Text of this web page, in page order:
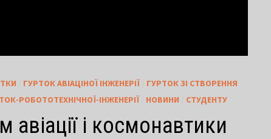
ГУРТОК АВІАЦІНОЇ ІНЖЕНЕРІЇ
ГУРТОК ЗІ СТВОРЕННЯ
РОБОТОТЕХНІЧНОЇ-ІНЖЕНЕРІЇ НОВИНИ СТУДЕНТУ
авіації і космонавтики